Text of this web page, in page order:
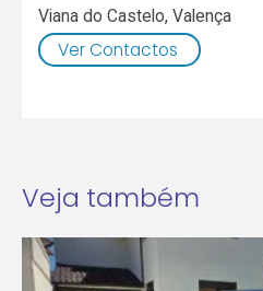
Viana do Castelo,Valença
Ver Contactos
Veja também